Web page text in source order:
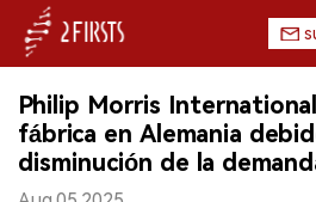
INICIO
EMPRESA
Philip Morris
fábrica en Alemania
disminución de la